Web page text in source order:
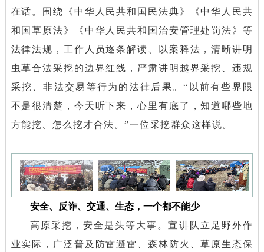
在话。围绕《中华人民共和国民法典》《中华人民共
和国草原法》《中华人民共和国治安管理处罚法》等
法律法规，工作人员逐条解读、以案释法，清晰讲明
虫草合法采挖的边界红线，严肃讲明越界采挖、违规
采挖、非法交易等行为的法律后果。“以前有些界限
不是很清楚，今天听下来，心里有底了，知道哪些地
方能挖、怎么挖才合法。”一位采挖群众这样说。
安全、反诈、交通、生态，一个都不能少
高原采挖，安全是头等大事。宣讲队立足野外作
业实际，广泛普及防雷避雷、森林防火、草原生态保